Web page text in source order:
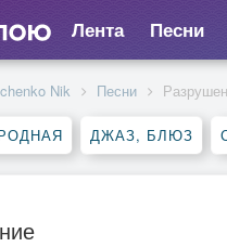
Лента Песни
Nik Песни
ДЖАЗ, БЛЮЗ